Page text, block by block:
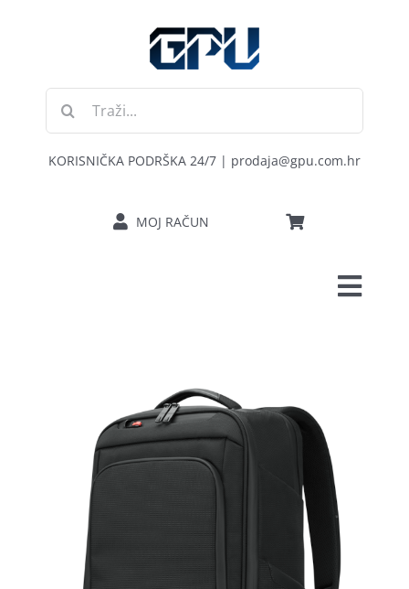
Traži...
KORISNIČKA PODRŠKA 24/7 | prodaja@gpu.com.hr
MOJ RAČUN
KOMPONENTE
KABELI I KONEKTORI
MREŽNA OPREMA
PRINTERI